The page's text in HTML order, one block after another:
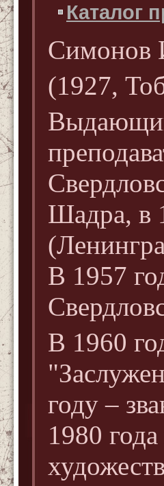
Каталог
Симонов
(1927,
Шадра, в
В 1957
В 1960
году –
1980